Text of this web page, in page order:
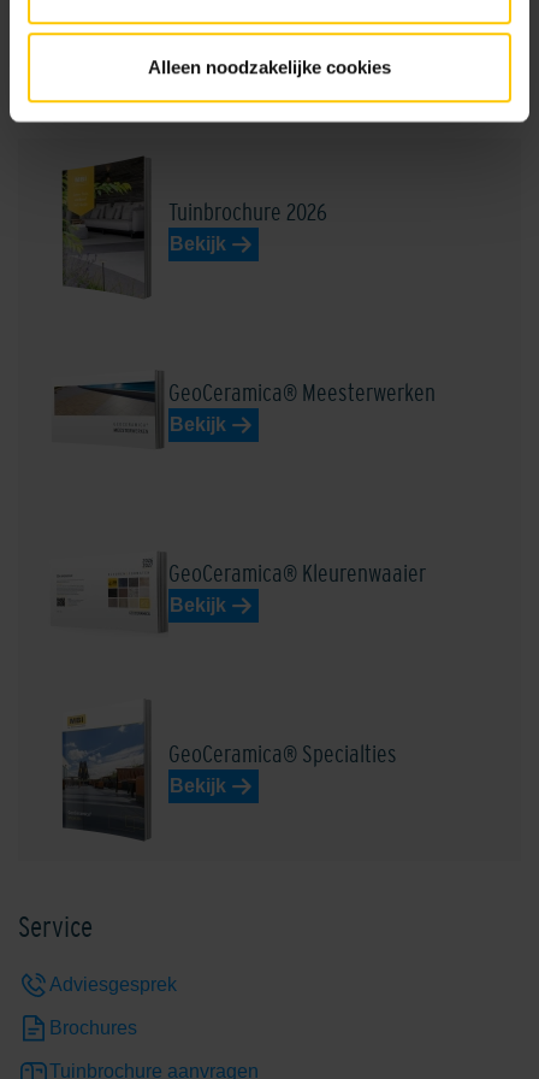
Alleen noodzakelijke cookies
Brochures
Tuinbrochure 2026
Bekijk
GeoCeramica® Meesterwerken
Bekijk
GeoCeramica® Kleurenwaaier
Bekijk
GeoCeramica® Specialties
Bekijk
Service
Adviesgesprek
Brochures
Tuinbrochure aanvragen